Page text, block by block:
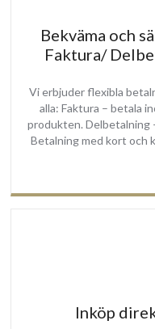
Bekväma och
Faktura/
Vi erbjuder flexibla
alla: Faktura – betala
produkten. Delbetalning
Betalning med kort och
Inköp